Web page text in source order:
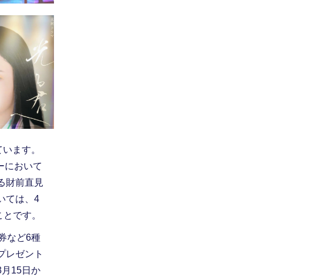
ます。
において
財前直見
ては、4
です。
など6種
レゼント
15日か